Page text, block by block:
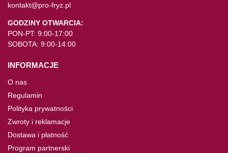
kontakt@pro-fryz.pl
GODZINY OTWARCIA:
PON-PT: 9:00-17:00
SOBOTA: 9:00-14:00
INFORMACJE
O nas
Regulamin
Polityka prywatności
Zwroty i reklamacje
Dostawa i płatność
Program partnerski